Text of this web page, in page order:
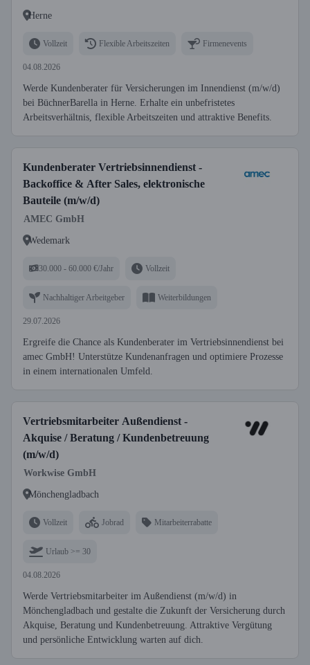
Herne
Vollzeit Flexible Arbeitszeiten Firmenevents
04.08.2026
Werde Kundenberater für Versicherungen im Innendienst (m/w/d)
bei BüchnerBarella in Herne. Erhalte ein unbefristetes
Arbeitsverhältnis, flexible Arbeitszeiten und attraktive Benefits.
Kundenberater Vertriebsinnendienst -
Backoffice & After Sales, elektronische
Bauteile (m/w/d)
AMEC GmbH
Wedemark
30.000 - 60.000 €/Jahr Vollzeit
Nachhaltiger Arbeitgeber Weiterbildungen
29.07.2026
Ergreife die Chance als Kundenberater im Vertriebsinnendienst bei
amec GmbH! Unterstütze Kundenanfragen und optimiere Prozesse
in einem internationalen Umfeld.
Vertriebsmitarbeiter Außendienst -
Akquise / Beratung / Kundenbetreuung
(m/w/d)
Workwise GmbH
Mönchengladbach
Vollzeit Jobrad Mitarbeiterrabatte
Urlaub >= 30
04.08.2026
Werde Vertriebsmitarbeiter im Außendienst (m/w/d) in
Mönchengladbach und gestalte die Zukunft der Versicherung durch
Akquise, Beratung und Kundenbetreuung. Attraktive Vergütung
und persönliche Entwicklung warten auf dich.